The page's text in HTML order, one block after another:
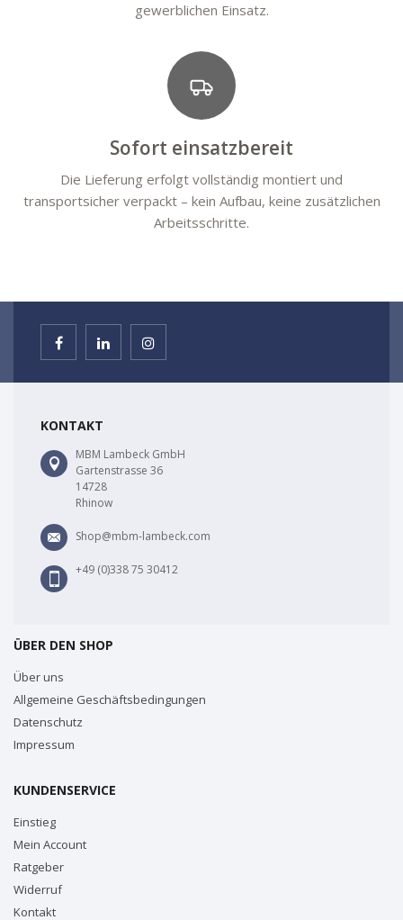
gewerblichen Einsatz.
Sofort einsatzbereit
Die Lieferung erfolgt vollständig montiert und
transportsicher verpackt – kein Aufbau, keine zusätzlichen
Arbeitsschritte.
KONTAKT
MBM Lambeck GmbH
Gartenstrasse 36
14728
Rhinow
Shop@mbm-lambeck.com
+49 (0)338 75 30412
ÜBER DEN SHOP
Über uns
Allgemeine Geschäftsbedingungen
Datenschutz
Impressum
KUNDENSERVICE
Einstieg
Mein Account
Ratgeber
Widerruf
Kontakt